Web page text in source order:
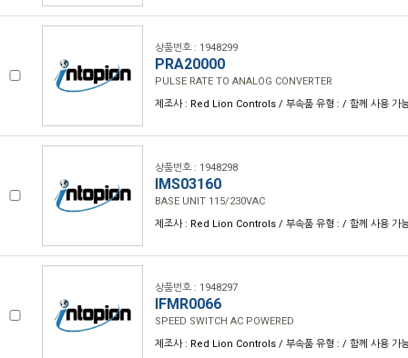
상품번호 : 1948299
PRA20000
PULSE RATE TO ANALOG CONVERTER
제조사 : Red Lion Controls / 부속품 유형 : / 함께 사용 가
상품번호 : 1948298
IMS03160
BASE UNIT 115/230VAC
제조사 : Red Lion Controls / 부속품 유형 : / 함께 사용 가
상품번호 : 1948297
IFMR0066
SPEED SWITCH AC POWERED
제조사 : Red Lion Controls / 부속품 유형 : / 함께 사용 가